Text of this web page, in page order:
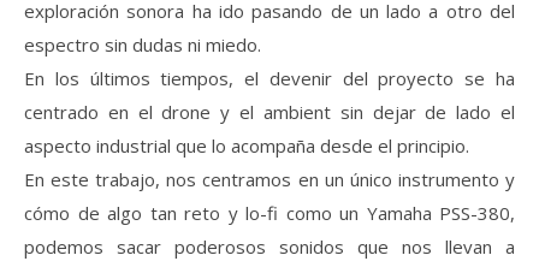
exploración sonora ha ido pasando de un lado a otro del
espectro sin dudas ni miedo.
En los últimos tiempos, el devenir del proyecto se ha
centrado en el drone y el ambient sin dejar de lado el
aspecto industrial que lo acompaña desde el principio.
En este trabajo, nos centramos en un único instrumento y
cómo de algo tan reto y lo-fi como un Yamaha PSS-380,
podemos sacar poderosos sonidos que nos llevan a